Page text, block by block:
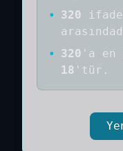
•
320
•
320 'a en
18 'tür.